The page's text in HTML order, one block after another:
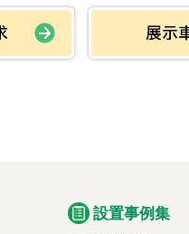
設置事例集